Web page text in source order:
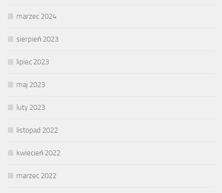
marzec 2024
sierpień 2023
lipiec 2023
maj 2023
luty 2023
listopad 2022
kwiecień 2022
marzec 2022